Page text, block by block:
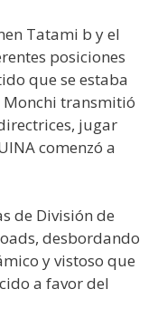
Tatami b y el
posiciones
que se estaba
Monchi transmitió
jugar
comenzó a
de División de
desbordando
y vistoso que
a favor del